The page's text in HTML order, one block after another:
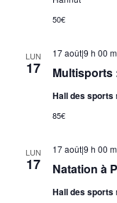
50€
LUN
17 Multisports
17 août|9 h 00
Hall des sports
85€
LUN
17 Natation à
17 août|9 h 00
Hall des sports